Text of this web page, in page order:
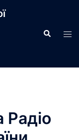
Search
Радіо